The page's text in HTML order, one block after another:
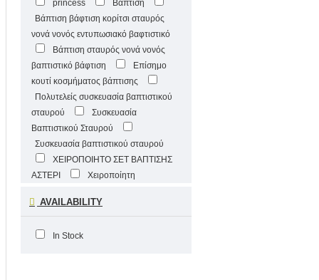
princess
Βάπτιση
Βάπτιση βάφτιση κορίτσι σταυρός
νονά νονός εντυπωσιακό βαφτιστικό
Βάπτιση σταυρός νονά νονός
βαπτιστικό βάφτιση
Επίσημο
κουτί κοσμήματος βάπτισης
Πολυτελείς συσκευασία βαπτιστικού
σταυρού
Συσκευασία
Βαπτιστικού Σταυρού
Συσκευασία βαπτιστικού σταυρού
ΧΕΙΡΟΠΟΙΗΤΟ ΣΕΤ ΒΑΠΤΙΣΗΣ
ΑΣΤΕΡΙ
Χειροποίητη
Χειροποίητη συσκευασία
Χειροποίητο σετ βάπτισης για ΑΓΟΡΙ
AVAILABILITY
In Stock